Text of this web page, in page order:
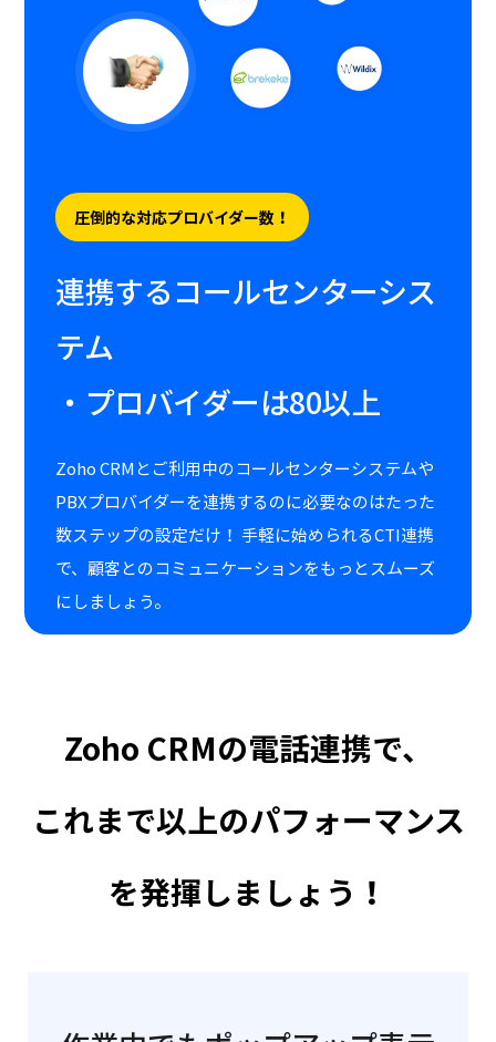
圧倒的な対応プロバイダー数！
連携するコールセンターシス
テム
・プロバイダーは80以上
Zoho CRMとご利用中のコールセンターシステムや
PBXプロバイダーを連携するのに必要なのはたった
数ステップの設定だけ！ 手軽に始められるCTI連携
で、顧客とのコミュニケーションをもっとスムーズ
にしましょう。
Zoho CRMの電話連携で、
これまで以上のパフォーマンス
を発揮しましょう！